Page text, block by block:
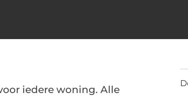
iedere woning. Alle